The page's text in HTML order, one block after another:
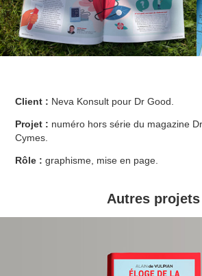
Client : Neva Konsult pour Dr Good.
Projet : numéro hors série du magazine
Cymes.
Rôle : graphisme, mise en page.
Autres projets